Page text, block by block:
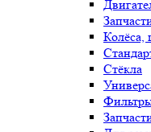
Колёса,
Стёкла